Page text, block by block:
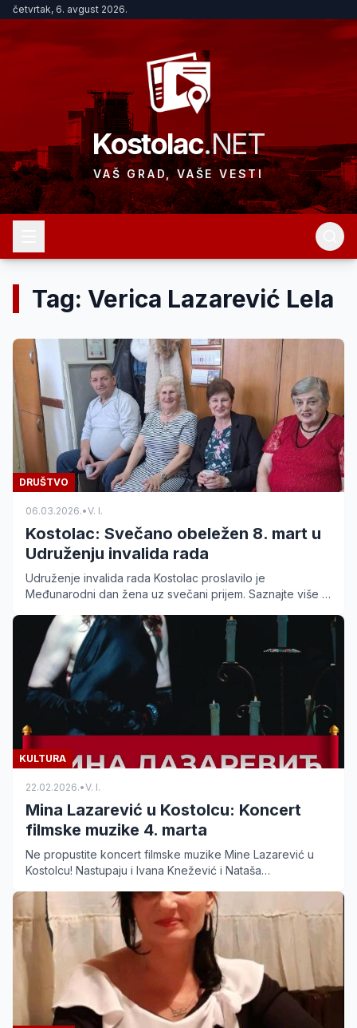
četvrtak, 6. avgust 2026.
Kostolac.NET
VAŠ GRAD, VAŠE VESTI
Tag: Verica Lazarević Lela
DRUŠTVO
06.03.2026.•V. I.
Kostolac: Svečano obeležen 8. mart u
Udruženju invalida rada
Udruženje invalida rada Kostolac proslavilo je
Međunarodni dan žena uz svečani prijem. Saznajte više o
postojanja.
KULTURA
22.02.2026.•V. I.
Mina Lazarević u Kostolcu: Koncert
filmske muzike 4. marta
Ne propustite koncert filmske muzike Mine Lazarević u
Kostolcu! Nastupaju i Ivana Knežević i Nataša